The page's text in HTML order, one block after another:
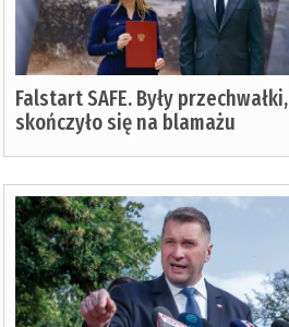
Falstart SAFE. Były przechwałki,
skończyło się na blamażu